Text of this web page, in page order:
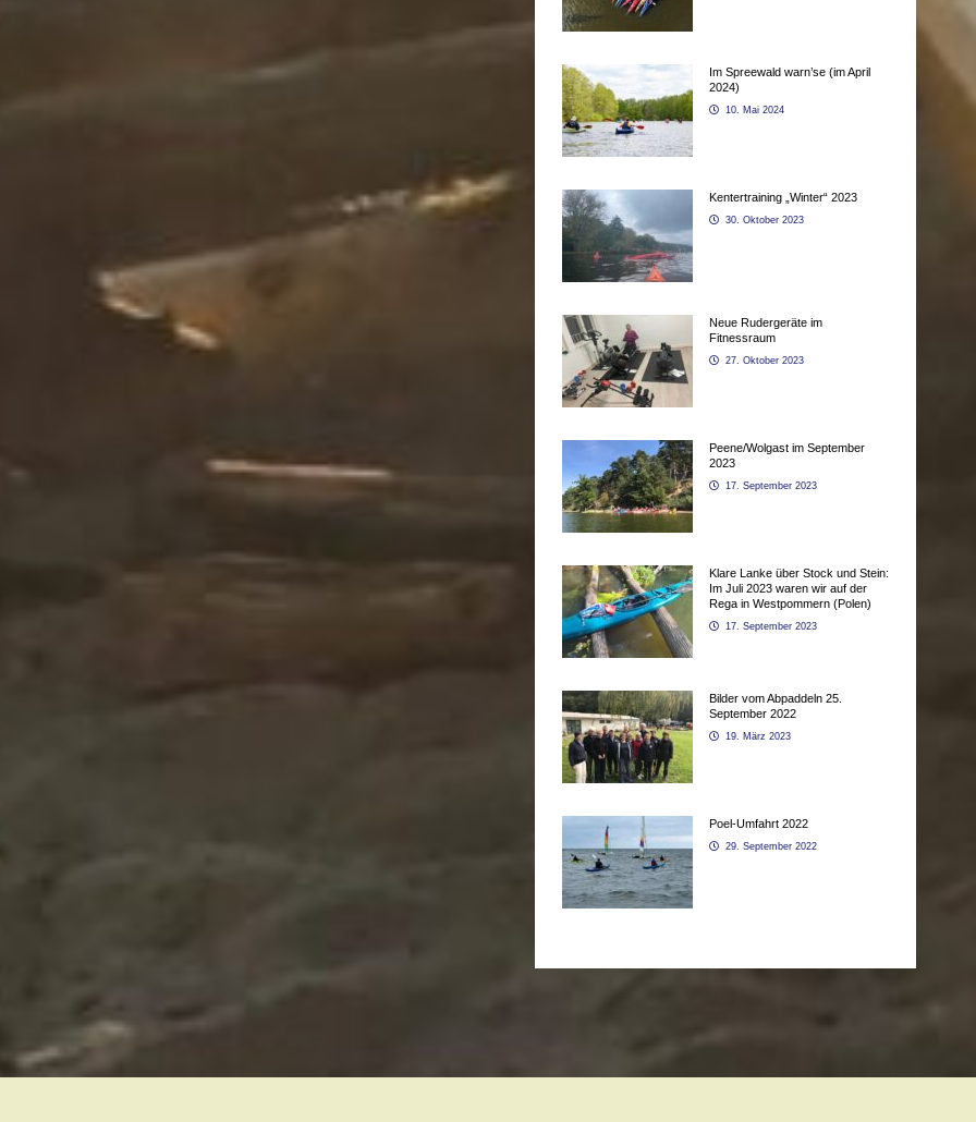
Im Spreewald warn’se (im April
2024)
10. Mai 2024
Kentertraining „Winter“ 2023
30. Oktober 2023
Neue Rudergeräte im
Fitnessraum
27. Oktober 2023
Peene/Wolgast im September
2023
17. September 2023
Klare Lanke über Stock und Stein:
Im Juli 2023 waren wir auf der
Rega in Westpommern (Polen)
17. September 2023
Bilder vom Abpaddeln 25.
September 2022
19. März 2023
Poel-Umfahrt 2022
29. September 2022